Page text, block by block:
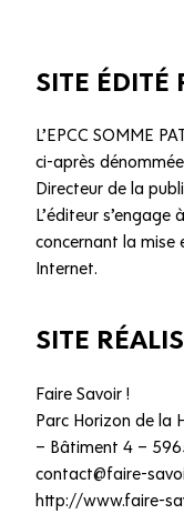
SITE ÉDITÉ
L’EPCC SOMME
ci-après
Directeur de la
L’éditeur s’engage
concernant la mise
Internet.
SITE
Faire Savoir !
Parc Horizon de la
– Bâtiment 4 –
contact@faire-
http://www.faire-